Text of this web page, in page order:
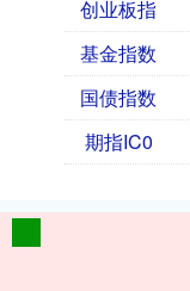
创业板指
基金指数
国债指数
期指IC0